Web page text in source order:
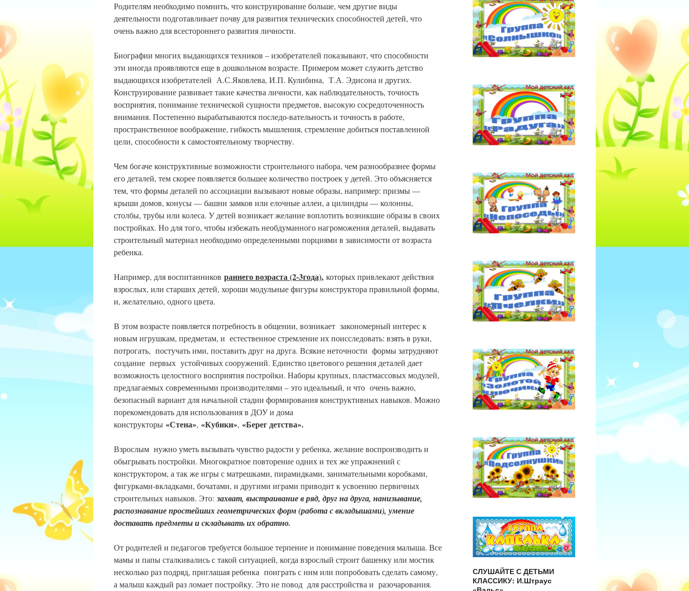
Родителям необходимо помнить, что конструирование больше, чем другие виды
деятельности подготавливает почву для развития технических способностей детей, что
очень важно для всестороннего развития личности.
Биографии многих выдающихся техников – изобретателей показывают, что способности
эти иногда проявляются еще в дошкольном возрасте. Примером может служить детство
выдающихся изобретателей А.С.Яковлева, И.П. Кулибина, Т.А. Эдисона и других.
Конструирование развивает такие качества личности, как наблюдательность, точность
восприятия, понимание технической сущности предметов, высокую сосредоточенность
внимания. Постепенно вырабатываются последо-вательность и точность в работе,
пространственное воображение, гибкость мышления, стремление добиться поставленной
цели, способности к самостоятельному творчеству.
Чем богаче конструктивные возможности строительного набора, чем разнообразнее формы
его деталей, тем скорее появляется большее количество построек у детей. Это объясняется
тем, что формы деталей по ассоциации вызывают новые образы, например: призмы —
крыши домов, конусы — башни замков или елочные аллеи, а цилиндры — колонны,
столбы, трубы или колеса. У детей возникает желание воплотить возникшие образы в своих
постройках. Но для того, чтобы избежать необдуманного нагроможения деталей, выдавать
строительный материал необходимо определенными порциями в зависимости от возраста
ребенка.
Например, для воспитанников раннего возраста (2-3года), которых привлекают действия
взрослых, или старших детей, хороши модульные фигуры конструктора правильной формы,
и, желательно, одного цвета.
В этом возрасте появляется потребность в общении, возникает закономерный интерес к
новым игрушкам, предметам, и естественное стремление их поисследовать: взять в руки,
потрогать, постучать ими, поставить друг на друга. Всякие неточности формы затрудняют
создание первых устойчивых сооружений. Единство цветового решения деталей дает
возможность целостного восприятия постройки. Наборы крупных, пластмассовых модулей,
предлагаемых современными производителями – это идеальный, и что очень важно,
безопасный вариант для начальной стадии формирования конструктивных навыков. Можно
порекомендовать для использования в ДОУ и дома
конструкторы «Стена», «Кубики», «Берег детства».
Взрослым нужно уметь вызывать чувство радости у ребенка, желание воспроизводить и
обыгрывать постройки. Многократное повторение одних и тех же упражнений с
конструктором, а так же игры с матрешками, пирамидками, занимательными коробками,
фигурками-вкладками, бочатами, и другими играми приводит к усвоению первичных
строительных навыков. Это: захват, выстраивание в ряд, друг на друга, нанизывание,
распознавание простейших геометрических форм (работа с вкладышами), умение
доставать предметы и складывать их обратно.
От родителей и педагогов требуется большое терпение и понимание поведения малыша. Все
мамы и папы сталкивались с такой ситуацией, когда взрослый строит башенку или мостик
несколько раз подряд, приглашая ребенка поиграть с ним или попробовать сделать самому,
а малыш каждый раз ломает постройку. Это не повод для расстройства и разочарования.
СЛУШАЙТЕ С ДЕТЬМИ
КЛАССИКУ: И.Штраус